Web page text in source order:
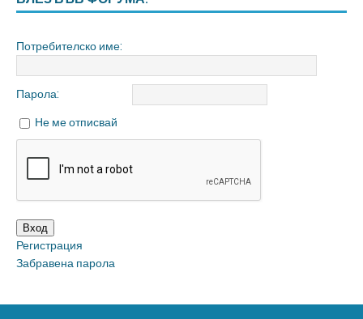
Потребителско име:
Парола:
Не ме отписвай
Вход
Регистрация
Забравена парола